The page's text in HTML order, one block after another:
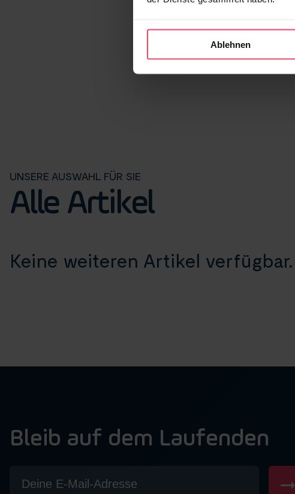
Ablehnen
UNSERE AUSWAHL FÜR SIE
Alle Artikel
Keine weiteren Artikel verfügbar.
Bleib auf dem Laufenden